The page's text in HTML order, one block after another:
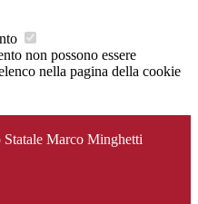
non possono essere
nella pagina della cookie
Marco Minghetti